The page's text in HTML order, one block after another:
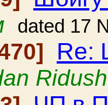
dated 17
Re:
Ridush